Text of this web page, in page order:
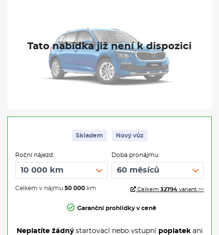
Skladem Nový vůz
Roční nájezd:
Celkem v nájmu 50 000 km
Doba pronájmu:
Celkem 32794 variant >>
Garanční prohlídky v ceně
Neplatíte žádnýstartovací nebo vstupní poplatekani